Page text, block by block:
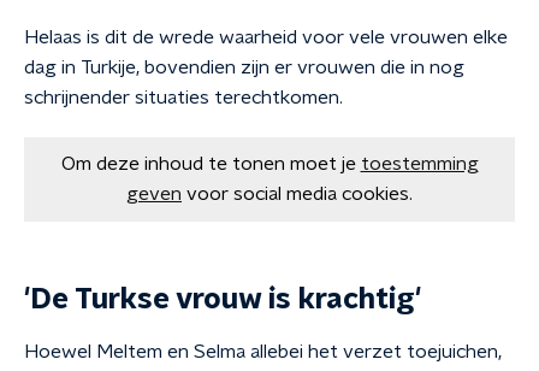
Helaas is dit de wrede waarheid voor vele vrouwen elke
dag in Turkije, bovendien zijn er vrouwen die in nog
schrijnender situaties terechtkomen.
Om deze inhoud te tonen moet je toestemming
geven voor social media cookies.
'De Turkse vrouw is krachtig'
Hoewel Meltem en Selma allebei het verzet toejuichen,